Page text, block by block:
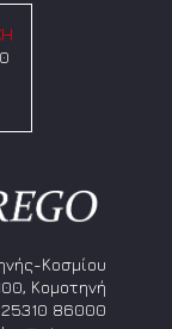
Κοσμίου
Κομοτηνή
25310 86000